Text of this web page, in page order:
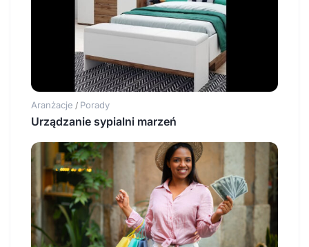
Aranżacje / Porady
Urządzanie sypialni marzeń